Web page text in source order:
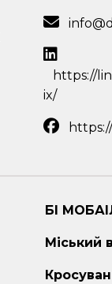
https://
ix/
БІ
Міський